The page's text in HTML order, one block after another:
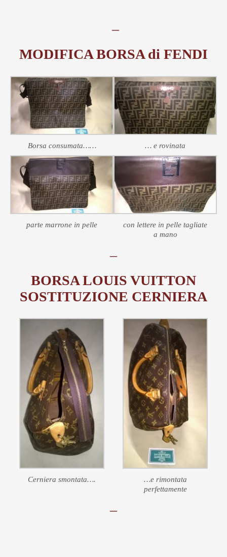
–
MODIFICA BORSA di FENDI
Borsa consumata…… … e rovinata
parte marrone in pelle
con lettere in pelle tagliate
a mano
–
BORSA LOUIS VUITTON
SOSTITUZIONE CERNIERA
Cerniera smontata….
…e rimontata
perfettamente
–